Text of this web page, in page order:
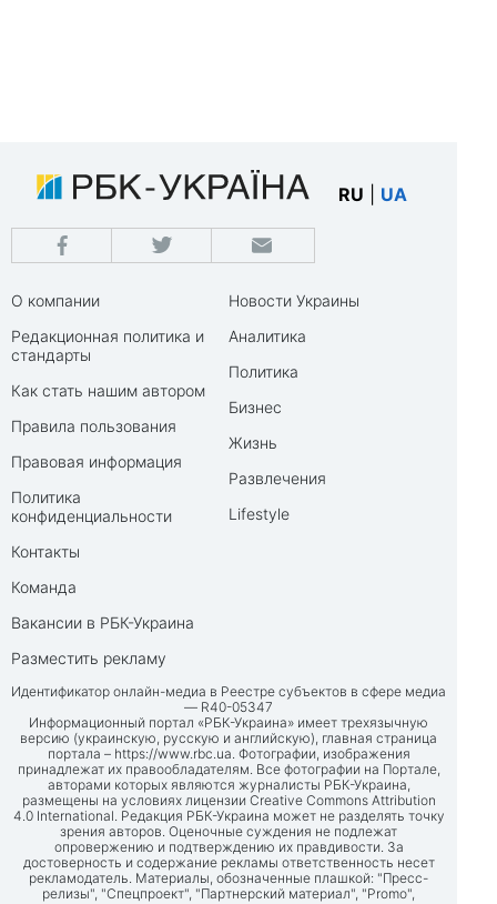
RU UA
О компании
Редакционная политика и
стандарты
Как стать нашим автором
Правила пользования
Правовая информация
Политика
конфиденциальности
Контакты
Команда
Вакансии в РБК-Украина
Разместить рекламу
Новости Украины
Аналитика
Политика
Бизнес
Жизнь
Развлечения
Lifestyle
Идентификатор онлайн-медиа в Реестре субъектов в сфере медиа
— R40-05347
Информационный портал «РБК-Украина» имеет трехязычную
версию (украинскую, русскую и английскую), главная страница
портала – https://www.rbc.ua. Фотографии, изображения
принадлежат их правообладателям. Все фотографии на Портале,
авторами которых являются журналисты РБК-Украина,
размещены на условиях лицензии Creative Commons Attribution
4.0 International. Редакция РБК-Украина может не разделять точку
зрения авторов. Оценочные суждения не подлежат
опровержению и подтверждению их правдивости. За
достоверность и содержание рекламы ответственность несет
рекламодатель. Материалы, обозначенные плашкой: "Пресс-
релизы", "Спецпроект", "Партнерский материал", "Promo",